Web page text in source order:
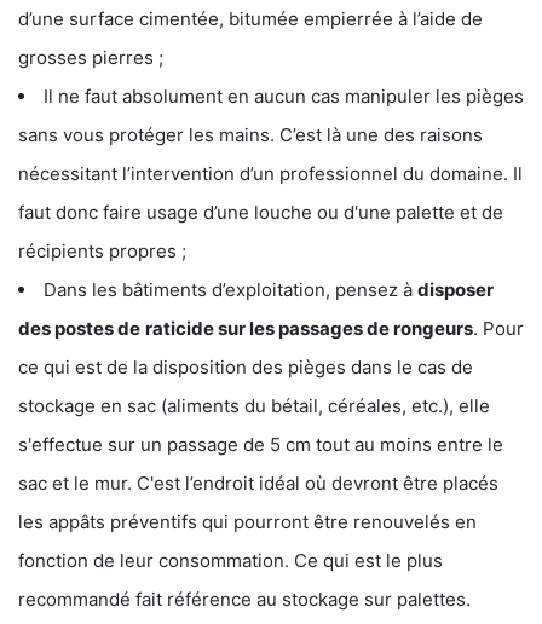
d’une surface cimentée, bitumée empierrée à l’aide de
grosses pierres ;
Il ne faut absolument en aucun cas manipuler les pièges
sans vous protéger les mains. C’est là une des raisons
nécessitant l’intervention d’un professionnel du domaine. Il
faut donc faire usage d’une louche ou d'une palette et de
récipients propres ;
Dans les bâtiments d’exploitation, pensez à disposer
des postes de raticide sur les passages de rongeurs. Pour
ce qui est de la disposition des pièges dans le cas de
stockage en sac (aliments du bétail, céréales, etc.), elle
s'effectue sur un passage de 5 cm tout au moins entre le
sac et le mur. C'est l’endroit idéal où devront être placés
les appâts préventifs qui pourront être renouvelés en
fonction de leur consommation. Ce qui est le plus
recommandé fait référence au stockage sur palettes.